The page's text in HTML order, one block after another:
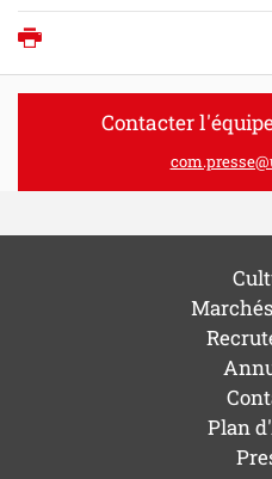
Contacter
Plan